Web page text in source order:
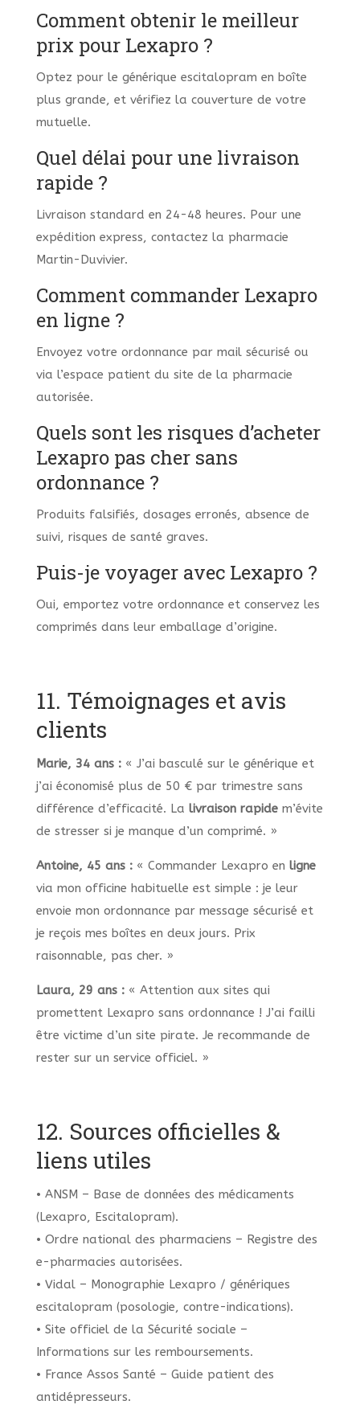
Comment obtenir le meilleur
prix pour Lexapro ?
Optez pour le générique escitalopram en boîte
plus grande, et vérifiez la couverture de votre
mutuelle.
Quel délai pour une livraison
rapide ?
Livraison standard en 24-48 heures. Pour une
expédition express, contactez la pharmacie
Martin-Duvivier.
Comment commander Lexapro
en ligne ?
Envoyez votre ordonnance par mail sécurisé ou
via l’espace patient du site de la pharmacie
autorisée.
Quels sont les risques d’acheter
Lexapro pas cher sans
ordonnance ?
Produits falsifiés, dosages erronés, absence de
suivi, risques de santé graves.
Puis-je voyager avec Lexapro ?
Oui, emportez votre ordonnance et conservez les
comprimés dans leur emballage d’origine.
11. Témoignages et avis
clients
Marie, 34 ans :« J’ai basculé sur le générique et
j’ai économisé plus de 50 € par trimestre sans
différence d’efficacité. La livraison rapidem’évite
de stresser si je manque d’un comprimé. »
Antoine, 45 ans :« Commander Lexapro en ligne
via mon officine habituelle est simple : je leur
envoie mon ordonnance par message sécurisé et
je reçois mes boîtes en deux jours. Prix
raisonnable, pas cher. »
Laura, 29 ans :« Attention aux sites qui
promettent Lexapro sans ordonnance ! J’ai failli
être victime d’un site pirate. Je recommande de
rester sur un service officiel. »
12. Sources officielles &
liens utiles
• ANSM – Base de données des médicaments
(Lexapro, Escitalopram).
• Ordre national des pharmaciens – Registre des
e-pharmacies autorisées.
• Vidal – Monographie Lexapro / génériques
escitalopram (posologie, contre-indications).
• Site officiel de la Sécurité sociale –
Informations sur les remboursements.
• France Assos Santé – Guide patient des
antidépresseurs.